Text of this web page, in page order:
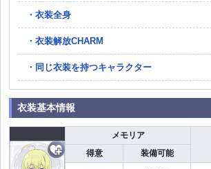
衣装全身
衣装解放CHARM
同じ衣装を持つキャラクター
衣装基本情報
メモリア
得意
装備可能